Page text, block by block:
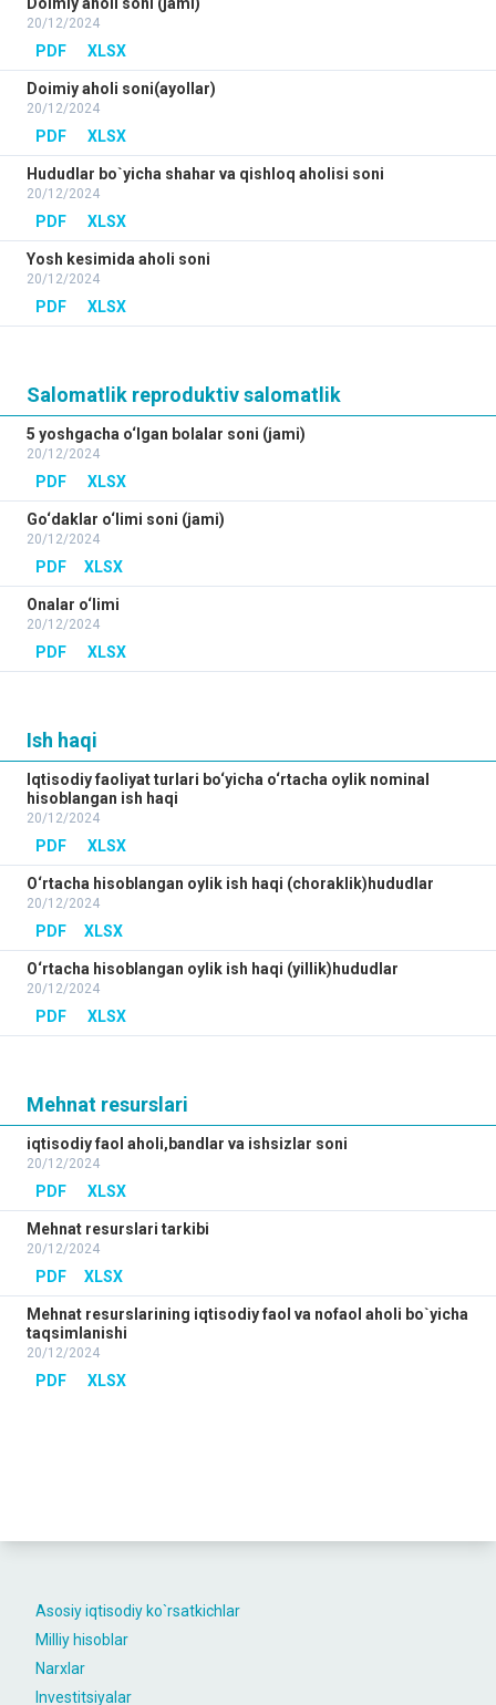
Asosiy iqtisodiy ko`rsatkichlar
Milliy hisoblar
Narxlar
Investitsiyalar
20/12/2024
PDF XLSX
Doimiy aholi soni(ayollar)
20/12/2024
PDF XLSX
Hududlar bo`yicha shahar va qishloq aholisi soni
20/12/2024
PDF XLSX
Yosh kesimida aholi soni
20/12/2024
PDF XLSX
Salomatlik reproduktiv salomatlik
5 yoshgacha o‘lgan bolalar soni (jami)
20/12/2024
PDF XLSX
Go‘daklar o‘limi soni (jami)
20/12/2024
PDF XLSX
Onalar o‘limi
20/12/2024
PDF XLSX
Ish haqi
Iqtisodiy faoliyat turlari bo‘yicha o‘rtacha oylik nominal
hisoblangan ish haqi
20/12/2024
PDF XLSX
O‘rtacha hisoblangan oylik ish haqi (choraklik)hududlar
20/12/2024
PDF XLSX
O‘rtacha hisoblangan oylik ish haqi (yillik)hududlar
20/12/2024
PDF XLSX
Mehnat resurslari
iqtisodiy faol aholi,bandlar va ishsizlar soni
20/12/2024
PDF XLSX
Mehnat resurslari tarkibi
20/12/2024
PDF XLSX
Mehnat resurslarining iqtisodiy faol va nofaol aholi bo`yicha
taqsimlanishi
20/12/2024
PDF XLSX